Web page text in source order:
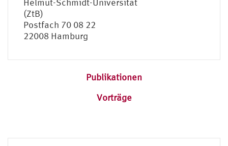
Helmut-Schmidt-Universität
(ZtB)
Postfach 70 08 22
22008 Hamburg
Publikationen
Vorträge